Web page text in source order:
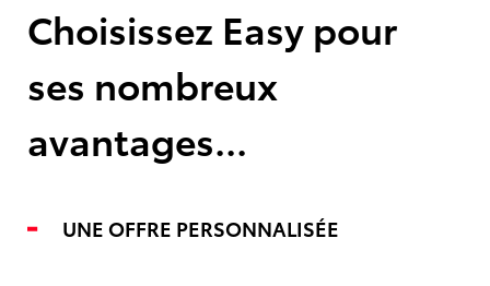
Choisissez Easy pour
ses nombreux
avantages...
UNE OFFRE PERSONNALISÉE